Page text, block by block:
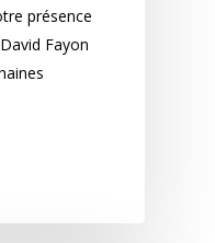
présence
Fayon